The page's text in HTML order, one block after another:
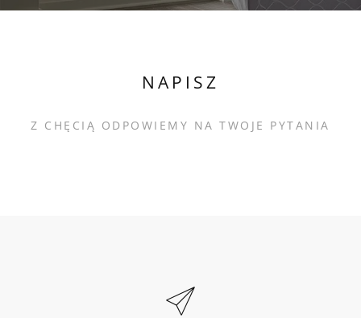
NAPISZ
Z CHĘCIĄ ODPOWIEMY NA TWOJE PYTANIA